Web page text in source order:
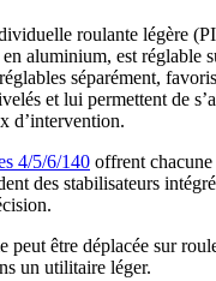
roulante légère
aluminium, est réglable
séparément,
et lui permettent de
d’intervention.
4/5/6/140 offrent chacune
des stabilisateurs
peut être déplacée sur
un utilitaire léger.